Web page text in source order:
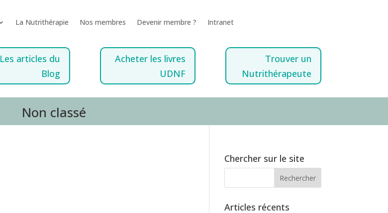
La Nutrithérapie Nos membres Devenir membre ? Intranet
Les articles du
Blog
Acheter les livres
UDNF
Trouver un
Nutrithérapeute
Non classé
Chercher sur le site
Articles récents